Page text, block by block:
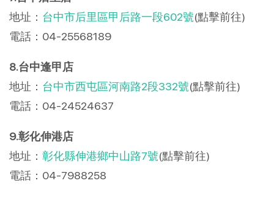
地址： 台中市后里區甲后路一段602號(點擊前往)
電話：04-25568189
8.台中逢甲店
地址： 台中市西屯區河南路2段332號(點擊前往)
電話：04-24524637
9.彰化伸港店
地址： 彰化縣伸港鄉中山路7號(點擊前往)
電話：04-7988258